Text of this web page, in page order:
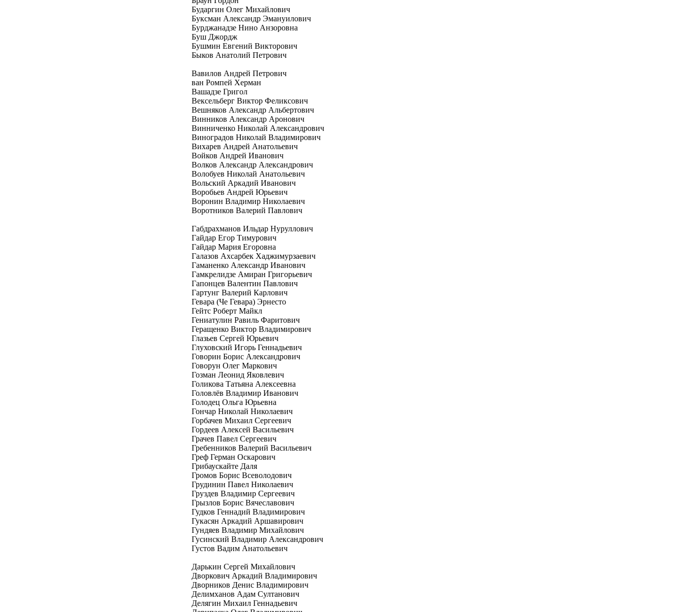
Бударгин Олег Михайлович
Буксман Александр Эмануилович
Бурджанадзе Нино Анзоровна
Буш Джордж
Бушмин Евгений Викторович
Быков Анатолий Петрович
Вавилов Андрей Петрович
ван Ромпей Херман
Вашадзе Григол
Вексельберг Виктор Феликсович
Вешняков Александр Альбертович
Винников Александр Аронович
Винниченко Николай Александрович
Виноградов Николай Владимирович
Вихарев Андрей Анатольевич
Войков Андрей Иванович
Волков Александр Александрович
Волобуев Николай Анатольевич
Вольский Аркадий Иванович
Воробьев Андрей Юрьевич
Воронин Владимир Николаевич
Воротников Валерий Павлович
Габдрахманов Ильдар Нуруллович
Гайдар Егор Тимурович
Гайдар Мария Егоровна
Галазов Ахсарбек Хаджимурзаевич
Гаманенко Александр Иванович
Гамкрелидзе Амиран Григорьевич
Гапонцев Валентин Павлович
Гартунг Валерий Карлович
Гевара (Че Гевара) Эрнесто
Гейтс Роберт Майкл
Гениатулин Равиль Фаритович
Геращенко Виктор Владимирович
Глазьев Сергей Юрьевич
Глуховский Игорь Геннадьевич
Говорин Борис Александрович
Говорун Олег Маркович
Гозман Леонид Яковлевич
Голикова Татьяна Алексеевна
Головлёв Владимир Иванович
Голодец Ольга Юрьевна
Гончар Николай Николаевич
Горбачев Михаил Сергеевич
Гордеев Алексей Васильевич
Грачев Павел Сергеевич
Гребенников Валерий Васильевич
Греф Герман Оскарович
Грибаускайте Даля
Громов Борис Всеволодович
Грудинин Павел Николаевич
Груздев Владимир Сергеевич
Грызлов Борис Вячеславович
Гудков Геннадий Владимирович
Гукасян Аркадий Аршавирович
Гундяев Владимир Михайлович
Гусинский Владимир Александрович
Густов Вадим Анатольевич
Дарькин Сергей Михайлович
Дворкович Аркадий Владимирович
Дворников Денис Владимирович
Делимханов Адам Султанович
Делягин Михаил Геннадьевич